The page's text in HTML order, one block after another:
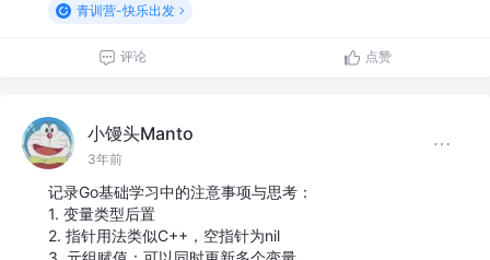
青训营-快乐出发
评论 点赞
小馒头Manto
3年前
记录Go基础学习中的注意事项与思考：
1. 变量类型后置
2. 指针用法类似C++，空指针为nil